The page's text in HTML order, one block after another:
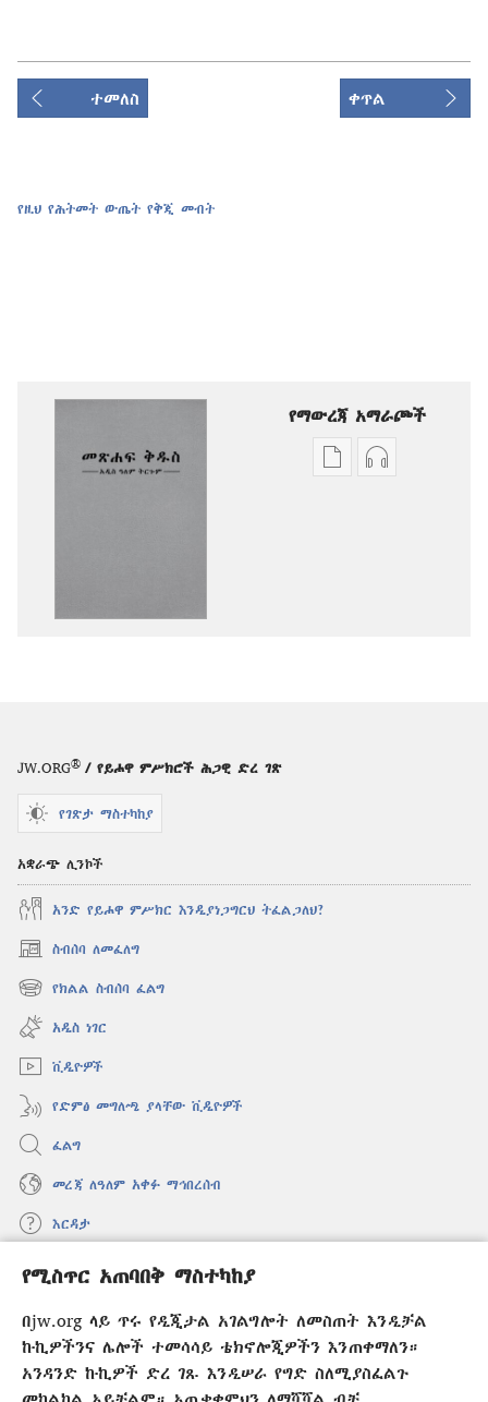
የሚስጥር አጠባበቅ ማስተካከያ
በjw.org ላይ ጥሩ የዲጂታል አገልግሎት ለመስጠት እንዲቻል
ኩኪዎችንና ሌሎች ተመሳሳይ ቴክኖሎጂዎችን እንጠቀማለን።
አንዳንድ ኩኪዎች ድረ ገጹ እንዲሠራ የግድ ስለሚያስፈልጉ
ተመለስ ቀጥል
የዚህ የሕትመት ውጤት የቅጂ መብት
የማውረጃ አማራጮች
የሕትመትኦዲዮዎችን
JW.ORG® / የይሖዋ ምሥክሮች ሕጋዊ ድረ ገጽ
የገጽታ ማስተካከያ
አቋራጭ ሊንኮች
አንድ የይሖዋ ምሥክር እንዲያነጋግርህ ትፈልጋለህ?
ስብሰባ ለመፈለግ
(አዲስ
ዊንዶው
ክፈት)
የክልል ስብሰባ ፈልግ
(አዲስ
ዊንዶው
ክፈት)
አዲስ ነገር
ቪዲዮዎች
የድምፅ መግለጫ ያላቸው ቪዲዮዎች
ፈልግ
መረጃ ለዓለም አቀፉ ማኅበረሰብ
እርዳታ
መዋጮዎች
(አዲስ
ክፈት)
የመጠበቂያ ግንብ የኢንተርኔት ቤተ መጻሕፍት
(አዲስ
ዊንዶው
ክፈት)
®
(አዲስ